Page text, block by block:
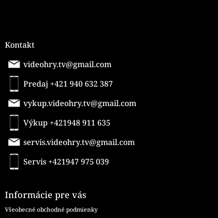
Kontakt
videohry.tv@gmail.com
Predaj +421 940 632 387
vykup.videohry.tv@gmail.com
Výkup +421948 911 635
servis.videohry.tv@gmail.com
Servis +421947 975 039
Informácie pre vás
Všeobecné obchodné podmienky